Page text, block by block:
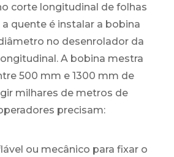
corte longitudinal de folhas
quente é instalar a bobina
no desenrolador da
A bobina mestra
500 mm e 1300 mm de
milhares de metros de
precisam:
ou mecânico para fixar o